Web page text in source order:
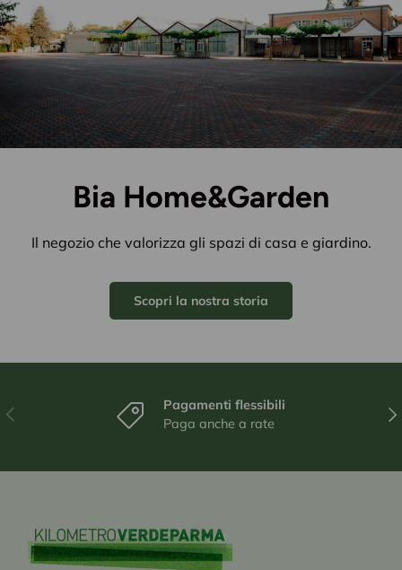
Bia Home&Garden
Il negozio che valorizza gli spazi di casa e giardino.
Scopri la nostra storia
Indietro
Pagamenti flessibili
Paga anche a rate